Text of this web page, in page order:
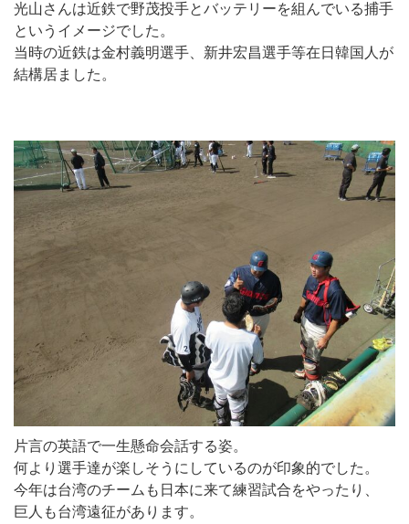
光山さんは近鉄で野茂投手とバッテリーを組んでいる捕手
というイメージでした。
当時の近鉄は金村義明選手、新井宏昌選手等在日韓国人が
結構居ました。
片言の英語で一生懸命会話する姿。
何より選手達が楽しそうにしているのが印象的でした。
今年は台湾のチームも日本に来て練習試合をやったり、
巨人も台湾遠征があります。